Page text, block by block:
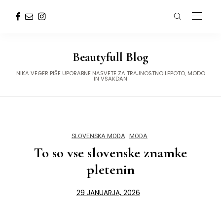
Beautyfull Blog
NIKA VEGER PIŠE UPORABNE NASVETE ZA TRAJNOSTNO LEPOTO, MODO
IN VSAKDAN
SLOVENSKA MODA MODA
To so vse slovenske znamke
pletenin
29 JANUARJA, 2026